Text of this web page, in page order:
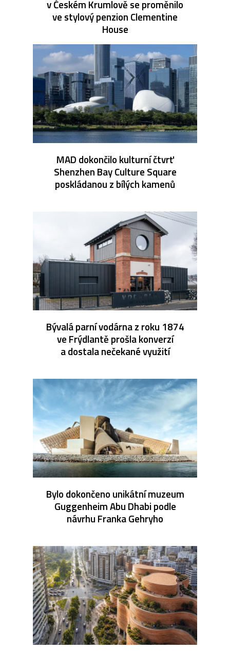
v Českém Krumlově se proměnilo
ve stylový penzion Clementine
House
MAD dokončilo kulturní čtvrť
Shenzhen Bay Culture Square
poskládanou z bílých kamenů
Bývalá parní vodárna z roku 1874
ve Frýdlantě prošla konverzí
a dostala nečekané využití
Bylo dokončeno unikátní muzeum
Guggenheim Abu Dhabi podle
návrhu Franka Gehryho